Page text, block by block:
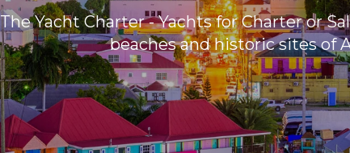
The Yacht Charter - Yachts for Charter or
beaches and historic sites of